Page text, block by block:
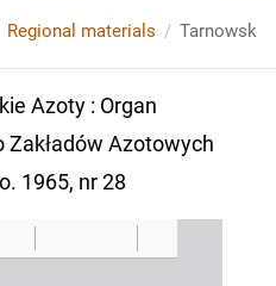
Regional materials
Azoty : Organ
Azotowych
1965, nr 28